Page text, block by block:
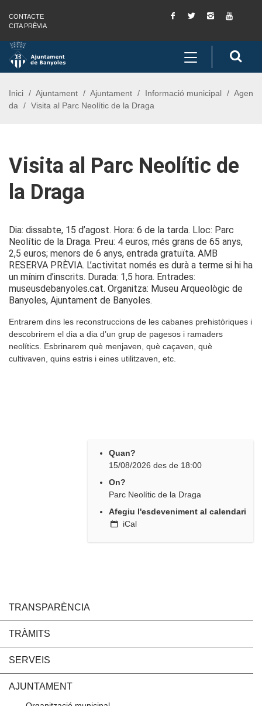
Saltar al contingut
Saltar a la navegació
Informació de contacte
CONTACTE
CITA PRÈVIA
Facebook
Twitter Instagram
Toggle
navigation
Inici Ajuntament Ajuntament Informació municipal
Agen
da
Visita al Parc Neolític de la Draga
Visita al Parc Neolític de
la Draga
Dia: dissabte, 15 d’agost. Hora: 6 de la tarda. Lloc: Parc
Neolític de la Draga. Preu: 4 euros; més grans de 65 anys,
2,5 euros; menors de 6 anys, entrada gratuïta. AMB
RESERVA PRÈVIA. L’activitat només es durà a terme si hi ha
un mínim d’inscrits. Durada: 1,5 hora. Entrades:
museusdebanyoles.cat. Organitza: Museu Arqueològic de
Banyoles, Ajuntament de Banyoles.
Entrarem dins les reconstruccions de les cabanes prehistòriques i
descobrirem el dia a dia d’un grup de pagesos i ramaders
neolítics. Esbrinarem què menjaven, què caçaven, què
cultivaven, quins estris i eines utilitzaven, etc.
Quan?
15/08/2026 des de 18:00
On?
Parc Neolític de la Draga
Afegiu l'esdeveniment al calendari
iCal
TRANSPARÈNCIA
TRÀMITS
SERVEIS
AJUNTAMENT